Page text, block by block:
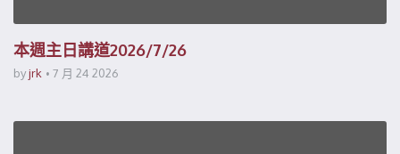
本週主日講道2026/7/26
byjrk 7 月 24 2026